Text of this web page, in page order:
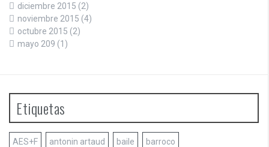
diciembre 2015 (2)
noviembre 2015 (4)
octubre 2015 (2)
mayo 209 (1)
Etiquetas
AES+F antonin artaud baile barroco